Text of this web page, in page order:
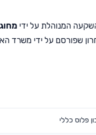
המנוהלת על ידי
על ידי משרד האוצר
פלוס כללי